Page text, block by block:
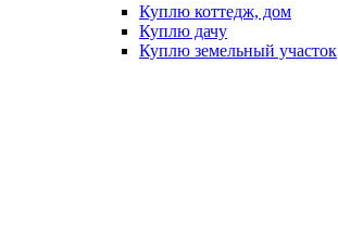
Куплю коттедж, дом
Куплю дачу
Куплю земельный участок